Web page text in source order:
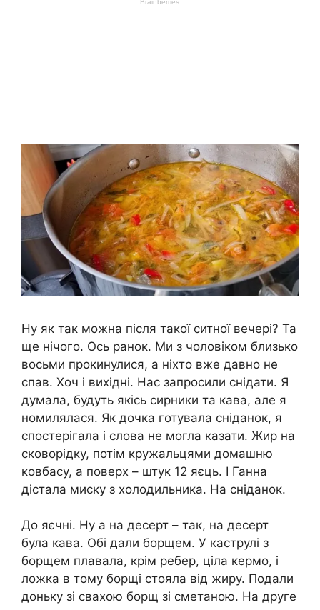
Ну як так можна після такої ситної вечері? Та
ще нічого. Ось ранок. Ми з чоловіком близько
восьми прокинулися, а ніхто вже давно не
спав. Хоч і вихідні. Нас запросили снідати. Я
думала, будуть якісь сирники та кава, але я
номилялася. Як дочка готувала сніданок, я
спостерігала і слова не могла казати. Жир на
сковорідку, потім кружальцями домашню
ковбасу, а поверх – штук 12 яєць. І Ганна
дістала миску з холодильника. На сніданок.
До яєчні. Ну а на десерт – так, на десерт
була кава. Обі дали борщем. У каструлі з
борщем плавала, крім ребер, ціла кермо, і
ложка в тому борщі стояла від жиру. Подали
доньку зі свахою борщ зі сметаною. На друге